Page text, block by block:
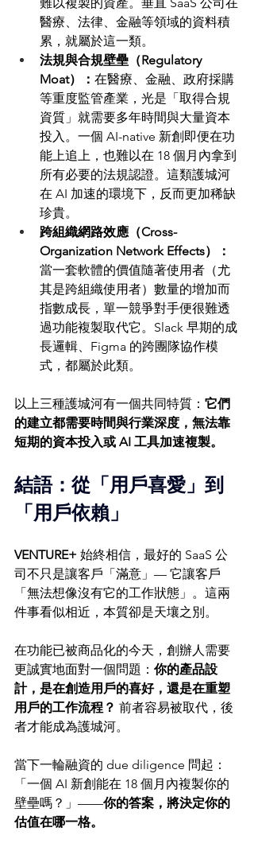
難以複製的資產。垂直 SaaS 公司在
醫療、法律、金融等領域的資料積
累，就屬於這一類。
法規與合規壁壘（Regulatory
Moat）： 在醫療、金融、政府採購
等重度監管產業，光是「取得合規
資質」就需要多年時間與大量資本
投入。一個 AI-native 新創即便在功
能上追上，也難以在 18 個月內拿到
所有必要的法規認證。這類護城河
在 AI 加速的環境下，反而更加稀缺
珍貴。
跨組織網路效應（Cross-
Organization Network Effects）：
當一套軟體的價值隨著使用者（尤
其是跨組織使用者）數量的增加而
指數成長，單一競爭對手便很難透
過功能複製取代它。Slack 早期的成
長邏輯、Figma 的跨團隊協作模
式，都屬於此類。
以上三種護城河有一個共同特質： 它們
的建立都需要時間與行業深度，無法靠
短期的資本投入或 AI 工具加速複製。
結語：從「用戶喜愛」到
「用戶依賴」
VENTURE+ 始終相信，最好的 SaaS 公
司不只是讓客戶「滿意」— 它讓客戶
「無法想像沒有它的工作狀態」。這兩
件事看似相近，本質卻是天壤之別。
在功能已被商品化的今天，創辦人需要
更誠實地面對一個問題： 你的產品設
計，是在創造用戶的喜好，還是在重塑
用戶的工作流程？ 前者容易被取代，後
者才能成為護城河。
當下一輪融資的 due diligence 問起：
「一個 AI 新創能在 18 個月內複製你的
壁壘嗎？」——你的答案，將決定你的
估值在哪一格。